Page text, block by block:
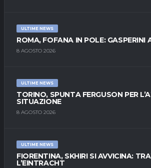
ULTIME NEWS
ROMA, FOFANA IN POLE: GASPERINI
8 AGOSTO 2026
ULTIME NEWS
TORINO, SPUNTA FERGUSON PER
SITUAZIONE
8 AGOSTO 2026
ULTIME NEWS
FIORENTINA, SKHIRI SI AVVICINA:
L’EINTRACHT